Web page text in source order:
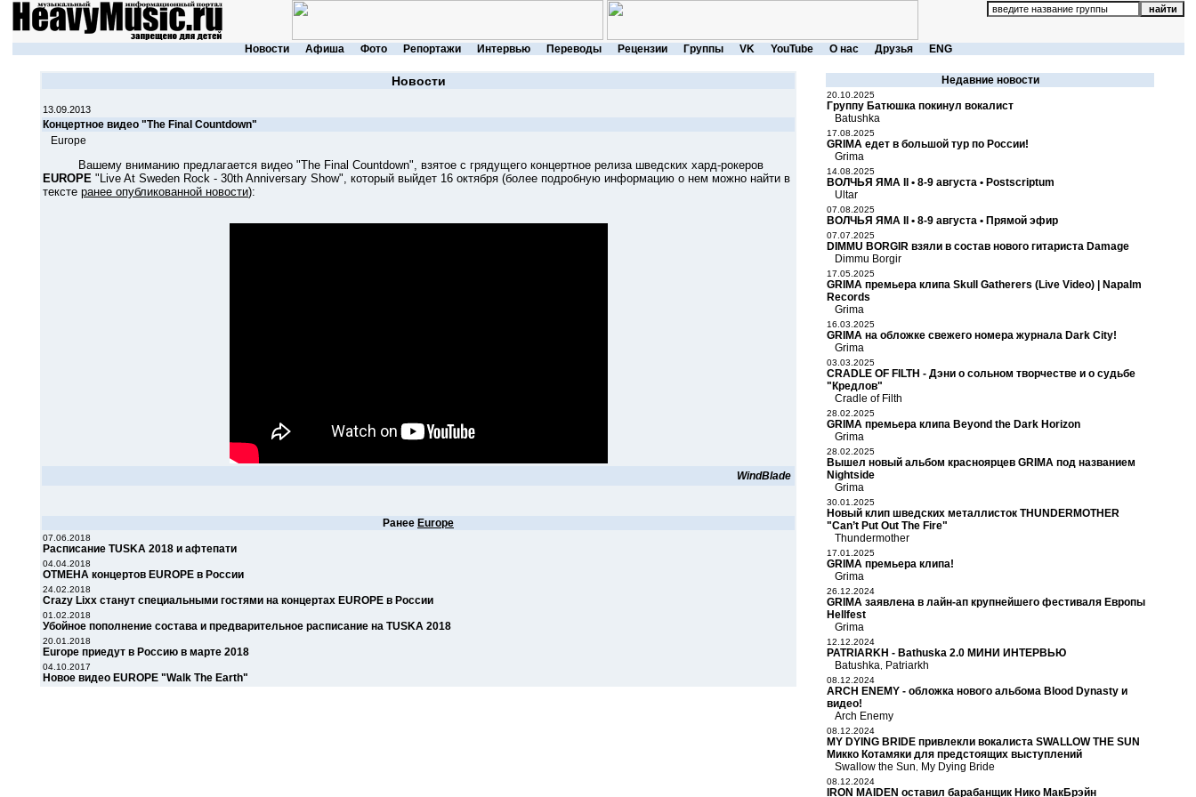
Новости Афиша Фото Репортажи Интервью Переводы Рецензии Группы VK YouTube О нас Друзья ENG
Новости
13.09.2013
Концертное видео "The Final Countdown"
Europe
Вашему вниманию предлагается видео "The Final Countdown", взятое с грядущего концертное релиза шведских хард-рокеров
EUROPE "Live At Sweden Rock - 30th Anniversary Show", который выйдет 16 октября (более подробную информацию о нем можно найти в
тексте ранее опубликованной новости):
WindBlade
Ранее Europe
07.06.2018
Расписание TUSKA 2018 и афтепати
04.04.2018
ОТМЕНА концертов EUROPE в России
24.02.2018
Crazy Lixx станут специальными гостями на концертах EUROPE в России
01.02.2018
Убойное пополнение состава и предварительное расписание на TUSKA 2018
20.01.2018
Europe приедут в Россию в марте 2018
04.10.2017
Новое видео EUROPE "Walk The Earth"
Недавние новости
20.10.2025
Группу Батюшка покинул вокалист
Batushka
17.08.2025
GRIMA едет в большой тур по России!
Grima
14.08.2025
ВОЛЧЬЯ ЯМА II • 8-9 августа • Postscriptum
Ultar
07.08.2025
ВОЛЧЬЯ ЯМА II • 8-9 августа • Прямой эфир
07.07.2025
DIMMU BORGIR взяли в состав нового гитариста Damage
Dimmu Borgir
17.05.2025
GRIMA премьера клипа Skull Gatherers (Live Video) | Napalm
Records
Grima
16.03.2025
GRIMA на обложке свежего номера журнала Dark City!
Grima
03.03.2025
CRADLE OF FILTH - Дэни о сольном творчестве и о судьбе
"Кредлов"
Cradle of Filth
28.02.2025
GRIMA премьера клипа Beyond the Dark Horizon
Grima
28.02.2025
Вышел новый альбом красноярцев GRIMA под названием
Nightside
Grima
30.01.2025
Новый клип шведских металлисток THUNDERMOTHER
"Can’t Put Out The Fire"
Thundermother
17.01.2025
GRIMA премьера клипа!
Grima
26.12.2024
GRIMA заявлена в лайн-ап крупнейшего фестиваля Европы
Hellfest
Grima
12.12.2024
PATRIARKH - Bathuska 2.0 МИНИ ИНТЕРВЬЮ
Batushka Patriarkh
08.12.2024
ARCH ENEMY - обложка нового альбома Blood Dynasty и
видео!
Arch Enemy
08.12.2024
MY DYING BRIDE привлекли вокалиста SWALLOW THE SUN
Микко Котамяки для предстоящих выступлений
Swallow the Sun
My Dying Bride
08.12.2024
IRON MAIDEN оставил барабанщик Нико МакБрэйн